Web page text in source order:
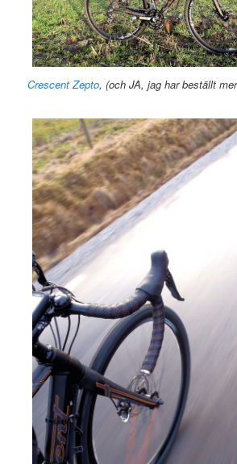
Crescent Zepto, (och JA, jag har beställt